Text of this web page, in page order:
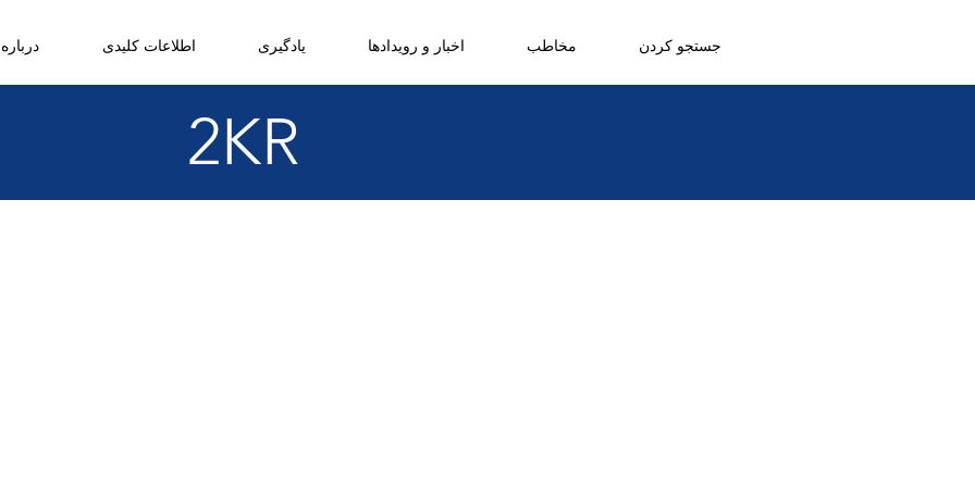
اطلاعات کلیدی یادگیری اخبار و رویدادها مخاطب جستجو کردن
2KR